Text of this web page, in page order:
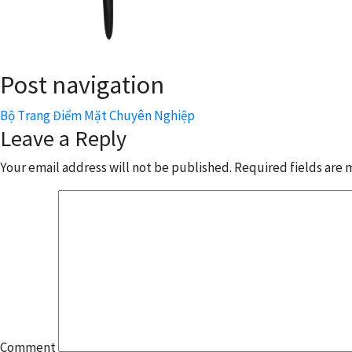
Post navigation
Bộ Trang Điểm Mặt Chuyên Nghiệp
Leave a Reply
Your email address will not be published. Required fields are
Comment